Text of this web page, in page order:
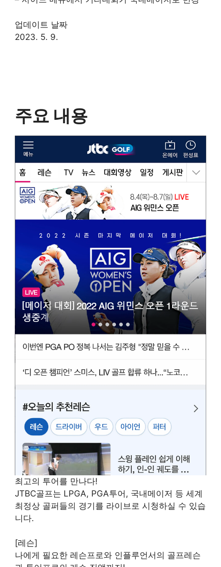
업데이트 날짜
2023. 5. 9.
주요 내용
최고의 투어를 만나다!
JTBC골프는 LPGA, PGA투어, 국내메이저 등 세계
최정상 골퍼들의 경기를 라이브로 시청하실 수 있습
니다.
[레슨]
나에게 필요한 레슨프로와 인플루언서의 골프레슨